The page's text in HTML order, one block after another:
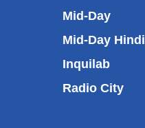
Mid-Day
Mid-Day Hindi
Inquilab
Radio City